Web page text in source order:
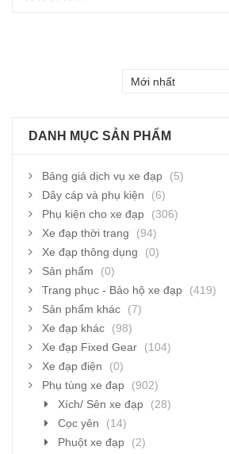
DANH MỤC SẢN PHẨM
Bảng giá dịch vụ xe đạp
(5)
Dây cáp và phụ kiện
(6)
Phụ kiện cho xe đạp
(306)
Xe đạp thời trang
(94)
Xe đạp thông dụng
(0)
Sản phẩm
(0)
Trang phục - Bảo hộ xe đạp
(419)
Sản phẩm khác
(7)
Xe đạp khác
(98)
Xe đạp Fixed Gear
(104)
Xe đạp điện
(0)
Phụ tùng xe đạp
(902)
Xích/ Sên xe đạp
(28)
Cọc yên
(14)
Phuột xe đạp
(2)